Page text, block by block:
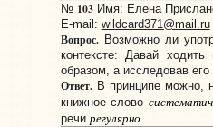
№ 103Имя: Елена
E-mail: wildcard371@mail.ru
Вопрос.Возможно ли
контексте: Давай
образом, а исследовав
Ответ.В принципе можно,
книжное слово
речи регулярно.